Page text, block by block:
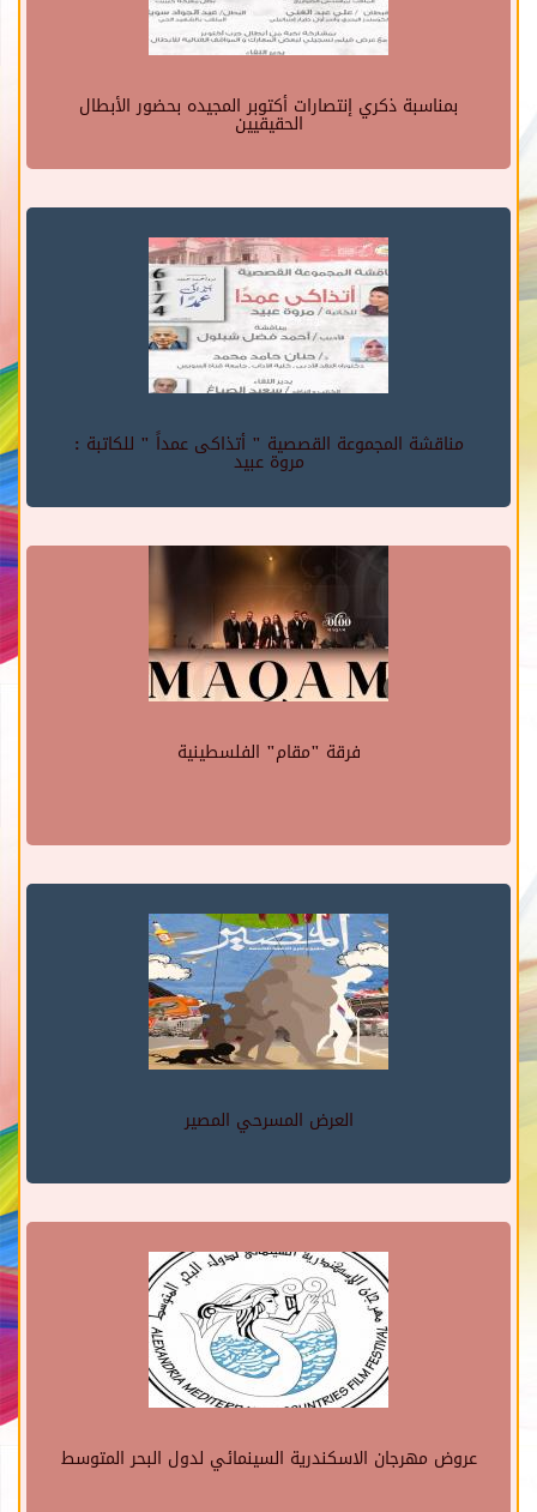
بمناسبة ذكري إنتصارات أكتوبر المجيده بحضور الأبطال
الحقيقيين
مناقشة المجموعة القصصية " أتذاكى عمداً " للكاتبة :
مروة عبيد
فرقة "مقام" الفلسطينية
العرض المسرحي المصير
عروض مهرجان الاسكندرية السينمائي لدول البحر المتوسط